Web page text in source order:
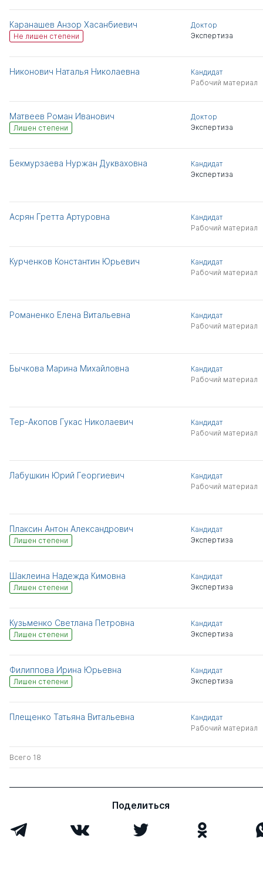
Каранашев Анзор Хасанбиевич
Не лишен степени
Доктор
Экспертиза
Никонович Наталья Николаевна
Кандидат
Рабочий материал
Матвеев Роман Иванович
Лишен степени
Доктор
Экспертиза
Бекмурзаева Нуржан Дукваховна
Кандидат
Экспертиза
Асрян Гретта Артуровна
Кандидат
Рабочий материал
Курченков Константин Юрьевич
Кандидат
Рабочий материал
Романенко Елена Витальевна
Кандидат
Рабочий материал
Бычкова Марина Михайловна
Кандидат
Рабочий материал
Тер-Акопов Гукас Николаевич
Кандидат
Рабочий материал
Лабушкин Юрий Георгиевич
Кандидат
Рабочий материал
Плаксин Антон Александрович
Лишен степени
Кандидат
Экспертиза
Шаклеина Надежда Кимовна
Лишен степени
Кандидат
Экспертиза
Кузьменко Светлана Петровна
Лишен степени
Кандидат
Экспертиза
Филиппова Ирина Юрьевна
Лишен степени
Кандидат
Экспертиза
Плещенко Татьяна Витальевна
Кандидат
Рабочий материал
Всего 18
Поделиться